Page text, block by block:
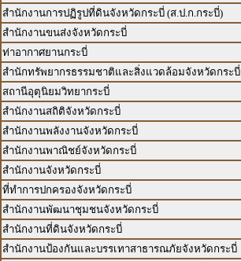
สำนักงานการปฏิรูปที่ดินจังหวัดกระบี่ (ส.ป.ก.กระบี่)
สำนักงานขนส่งจังหวัดกระบี่
ท่าอากาศยานกระบี่
สำนักทรัพยากรธรรมชาติและสิ่งแวดล้อมจังหวัดกระบี่
สถานีอุตุนิยมวิทยากระบี่
สำนักงานสถิติจังหวัดกระบี่
สำนักงานพลังงานจังหวัดกระบี่
สำนักงานพาณิชย์จังหวัดกระบี่
สำนักงานจังหวัดกระบี่
ที่ทำการปกครองจังหวัดกระบี่
สำนักงานพัฒนาชุมชนจังหวัดกระบี่
สำนักงานที่ดินจังหวัดกระบี่
สำนักงานป้องกันและบรรเทาสาธารณภัยจังหวัดกระบี่